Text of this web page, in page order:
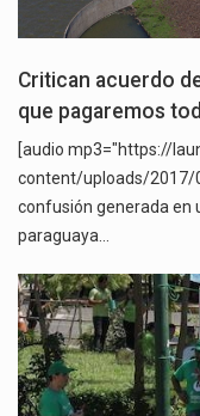
Critican acuerdo
que pagaremos
[audio mp3="https://
content/uploads/2017/
confusión generada en
paraguaya…